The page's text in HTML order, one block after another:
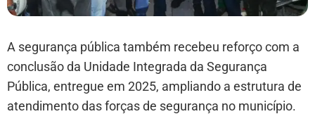
A segurança pública também recebeu reforço com a
conclusão da Unidade Integrada da Segurança
Pública, entregue em 2025, ampliando a estrutura de
atendimento das forças de segurança no município.